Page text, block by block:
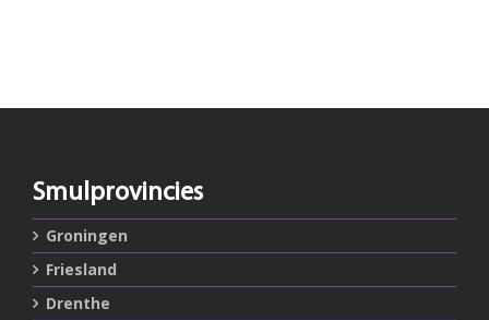
Smulprovincies
Groningen
Friesland
Drenthe